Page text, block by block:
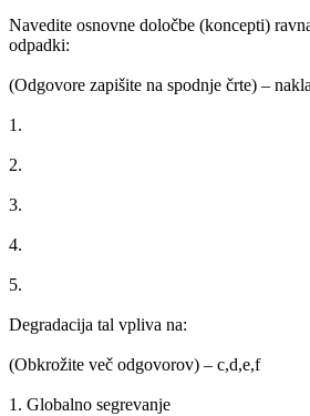
Navedite osnovne določbe (koncepti)
odpadki:
(Odgovore zapišite na spodnje črte) –
1.
2.
3.
4.
5.
Degradacija tal vpliva na:
(Obkrožite več odgovorov) – c,d,e,f
1. Globalno segrevanje